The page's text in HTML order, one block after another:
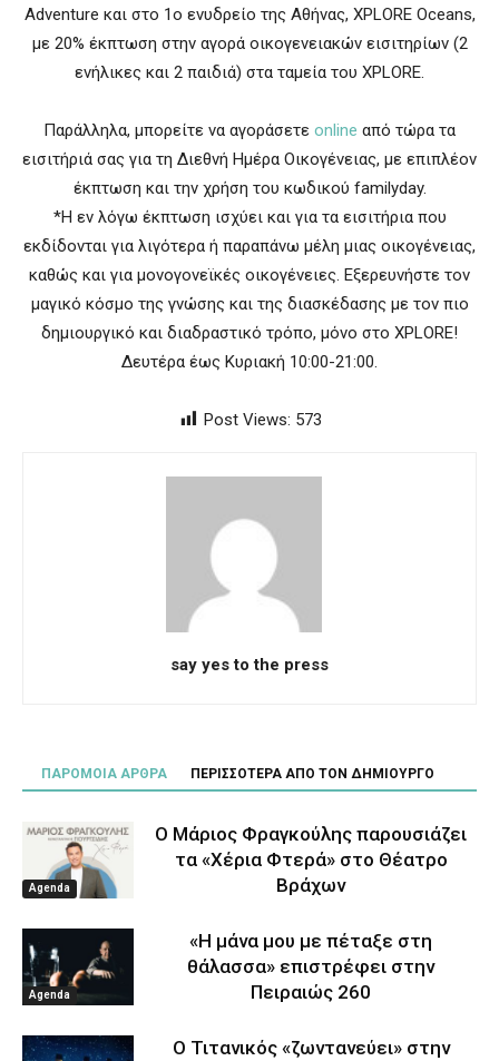
Adventure και στο 1ο ενυδρείο της Αθήνας, XPLORE Oceans,
με 20% έκπτωση στην αγορά οικογενειακών εισιτηρίων (2
ενήλικες και 2 παιδιά) στα ταμεία του XPLORE.
Παράλληλα, μπορείτε να αγοράσετε online από τώρα τα
εισιτήριά σας για τη Διεθνή Ημέρα Οικογένειας, με επιπλέον
έκπτωση και την χρήση του κωδικού familyday.
*Η εν λόγω έκπτωση ισχύει και για τα εισιτήρια που
εκδίδονται για λιγότερα ή παραπάνω μέλη μιας οικογένειας,
καθώς και για μονογονεϊκές οικογένειες. Εξερευνήστε τον
μαγικό κόσμο της γνώσης και της διασκέδασης με τον πιο
δημιουργικό και διαδραστικό τρόπο, μόνο στο XPLORE!
Δευτέρα έως Κυριακή 10:00-21:00.
Post Views: 573
say yes to the press
ΠΑΡΟΜΟΙΑ ΑΡΘΡΑ ΠΕΡΙΣΣΟΤΕΡΑ ΑΠΟ ΤΟΝ ΔΗΜΙΟΥΡΓΟ
Agenda
Ο Μάριος Φραγκούλης παρουσιάζει
τα «Χέρια Φτερά» στο Θέατρο
Βράχων
Agenda
«Η μάνα μου με πέταξε στη
θάλασσα» επιστρέφει στην
Πειραιώς 260
Ο Τιτανικός «ζωντανεύει» στην